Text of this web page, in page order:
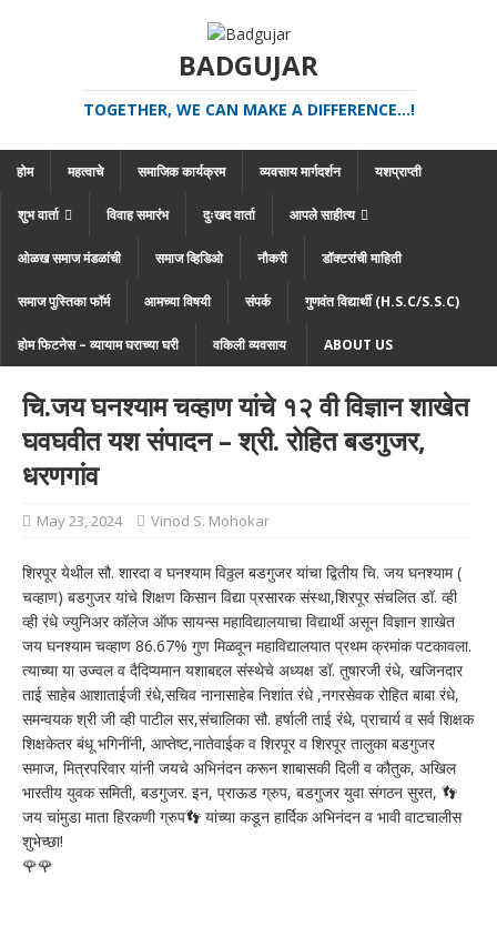
BADGUJAR
TOGETHER, WE CAN MAKE A DIFFERENCE...!
होम महत्वाचे समाजिक कार्यक्रम व्यवसाय मार्गदर्शन यशप्राप्ती
शुभ वार्ता विवाह समारंभ दुःखद वार्ता आपले साहीत्य
ओळख समाज मंडळांची समाज व्हिडिओ नौकरी डॉक्टरांची माहिती
समाज पुस्तिका फॉर्म आमच्या विषयी संपर्क गुणवंत विद्यार्थी (H.S.C/S.S.C)
होम फिटनेस – व्यायाम घराच्या घरी वकिली व्यवसाय ABOUT US
चि.जय घनश्याम चव्हाण यांचे १२ वी विज्ञान शाखेत
घवघवीत यश संपादन – श्री. रोहित बडगुजर,
धरणगांव
May 23, 2024 Vinod S. Mohokar
शिरपूर येथील सौ. शारदा व घनश्याम विठ्ठल बडगुजर यांचा द्वितीय चि. जय घनश्याम (
चव्हाण) बडगुजर यांचे शिक्षण किसान विद्या प्रसारक संस्था,शिरपूर संचलित डॉ. व्ही
व्ही रंधे ज्युनिअर कॉलेज ऑफ सायन्स महाविद्यालयाचा विद्यार्थी असून विज्ञान शाखेत
जय घनश्याम चव्हाण 86.67% गुण मिळवून महाविद्यालयात प्रथम क्रमांक पटकावला.
त्याच्या या उज्वल व दैदिप्यमान यशाबद्दल संस्थेचे अध्यक्ष डॉ. तुषारजी रंधे, खजिनदार
ताई साहेब आशाताईजी रंधे,सचिव नानासाहेब निशांत रंधे ,नगरसेवक रोहित बाबा रंधे,
समन्वयक श्री जी व्ही पाटील सर,संचालिका सौ. हर्षाली ताई रंधे, प्राचार्य व सर्व शिक्षक
शिक्षकेतर बंधू भगिनींनी, आप्तेष्ट,नातेवाईक व शिरपूर व शिरपूर तालुका बडगुजर
समाज, मित्रपरिवार यांनी जयचे अभिनंदन करून शाबासकी दिली व कौतुक, अखिल
भारतीय युवक समिती, बडगुजर. इन, प्राऊड ग्रुप, बडगुजर युवा संगठन सुरत, 👣
जय चांमुडा माता हिरकणी ग्रुप👣 यांच्या कडून हार्दिक अभिनंदन व भावी वाटचालीस
शुभेच्छा!
🌹🌹